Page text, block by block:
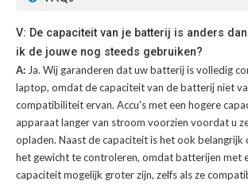
V: De capaciteit van je batterij is anders
ik de jouwe nog steeds gebruiken?
A: Ja. Wij garanderen dat uw batterij is volledig
laptop, omdat de capaciteit van de batterij niet
compatibiliteit ervan. Accu's met een hogere
apparaat langer van stroom voorzien voordat u
opladen. Naast de capaciteit is het ook belangrijk
het gewicht te controleren, omdat batterijen met
capaciteit mogelijk groter zijn, zelfs als ze